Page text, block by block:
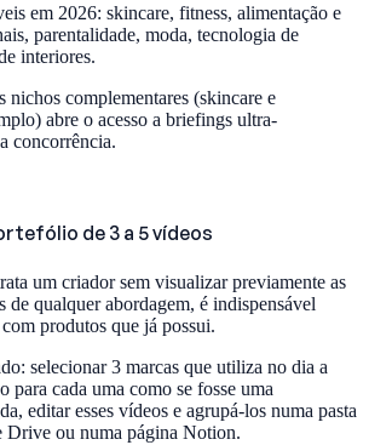
em 2026: skincare, fitness, alimentação e
parentalidade, moda, tecnologia de
interiores.
nichos complementares (skincare e
abre o acesso a briefings ultra-
concorrência.
de 3 a 5 vídeos
um criador sem visualizar previamente as
de qualquer abordagem, é indispensável
produtos que já possui.
selecionar 3 marcas que utiliza no dia a
para cada uma como se fosse uma
editar esses vídeos e agrupá-los numa pasta
Drive ou numa página Notion.